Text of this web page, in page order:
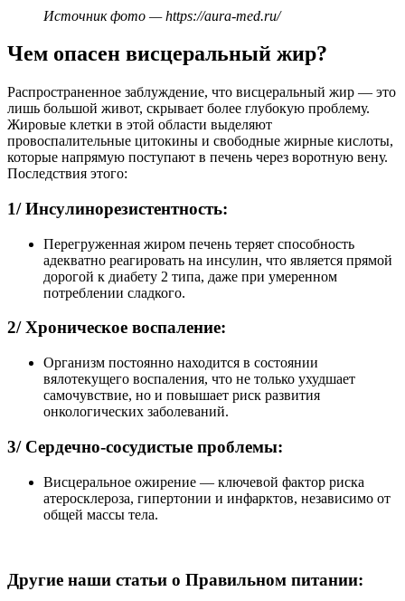
Источник фото — https://aura-med.ru/
Чем опасен висцеральный жир?
Распространенное заблуждение, что висцеральный жир — это
лишь большой живот, скрывает более глубокую проблему.
Жировые клетки в этой области выделяют
провоспалительные цитокины и свободные жирные кислоты,
которые напрямую поступают в печень через воротную вену.
Последствия этого:
1/ Инсулинорезистентность:
Перегруженная жиром печень теряет способность
адекватно реагировать на инсулин, что является прямой
дорогой к диабету 2 типа, даже при умеренном
потреблении сладкого.
2/ Хроническое воспаление:
Организм постоянно находится в состоянии
вялотекущего воспаления, что не только ухудшает
самочувствие, но и повышает риск развития
онкологических заболеваний.
3/ Сердечно-сосудистые проблемы:
Висцеральное ожирение — ключевой фактор риска
атеросклероза, гипертонии и инфарктов, независимо от
общей массы тела.
Другие наши статьи о Правильном питании: